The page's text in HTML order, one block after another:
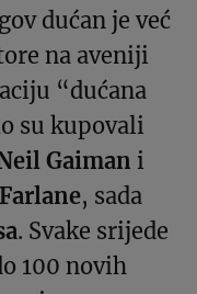
dućan je već
na aveniji
“dućana
su kupovali
Gaiman i
, sada
. Svake srijede
100 novih